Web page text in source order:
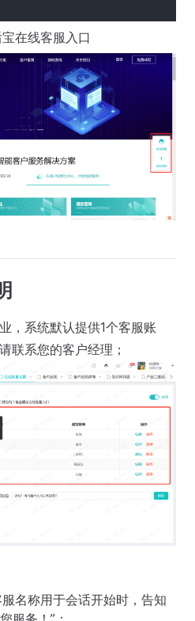
在线客服入口
，系统默认提供1个客服账
联系您的客户经理；
名称用于会话开始时，告知